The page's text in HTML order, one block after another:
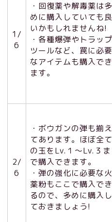
1/
6
・回復薬や解毒薬は多
めに購入していても良
いかもしれませんね!
・各種爆弾やトラップ
ツールなど、罠に必要
なアイテムも購入でき
ます。
2/
6
・ボウガンの弾も揃え
てあります。ほぼ全て
の玉をLv.１～Lv.３ま
で購入できます。
・弾の強化に必要な火
薬粉もここで購入でき
るので、多めに購入し
ておきましょう!